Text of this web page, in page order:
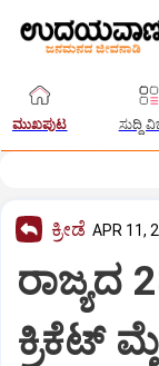
ಮುಖಪುಟ ಸುದ್ದಿ
ಕ್ರೀಡೆ APR 11,
ರಾಜ್ಯದ
ಕ್ರಿಕೆಟ್‌